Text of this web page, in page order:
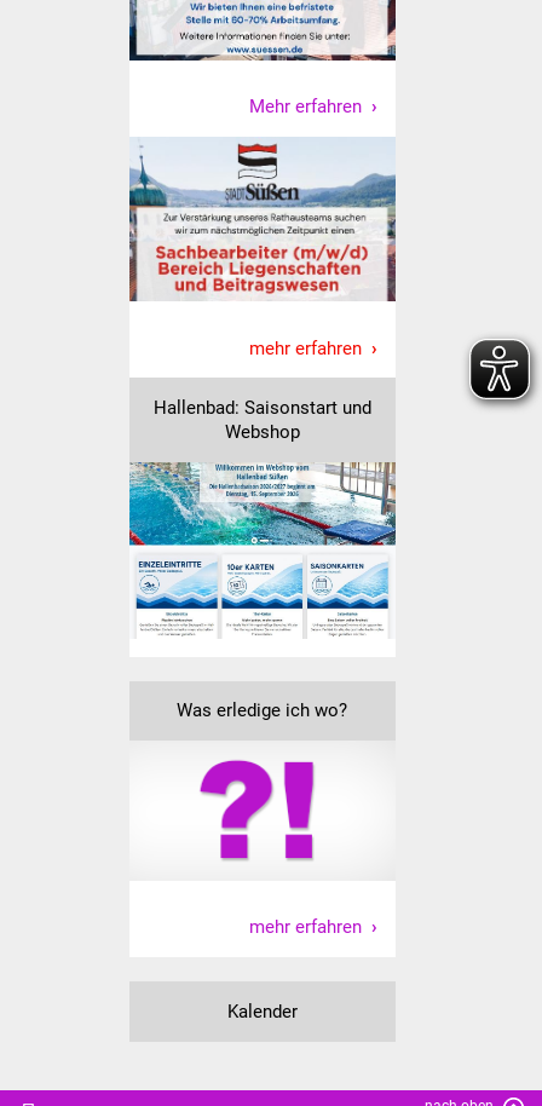
Kulturhalle
Beirat Süßener Vereine
Sportanlagen
Tourismus
Erlebnisregion
Schwäbischer Albtrauf
Route der
Industriekultur
Lebenslagen
Senioren
Stadtseniorenrat
Sommerwochen für
Seniorenwohn- und
Pflegeheim
Familientreff
Migration und Integration
Mehr erfahren
mehr erfahren
Hallenbad: Saisonstart und
Webshop
Was erledige ich wo?
mehr erfahren
Kalender